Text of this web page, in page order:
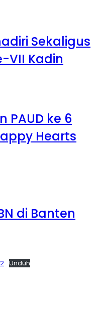
Sekaligus
VII Kadin
PAUD ke 6
Hearts
di Banten
Unduh